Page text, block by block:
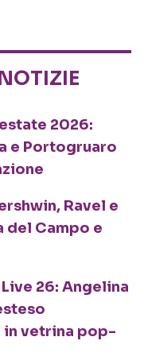
2026:
e Portogruaro
Ravel e
del Campo e
26: Angelina
vetrina pop-